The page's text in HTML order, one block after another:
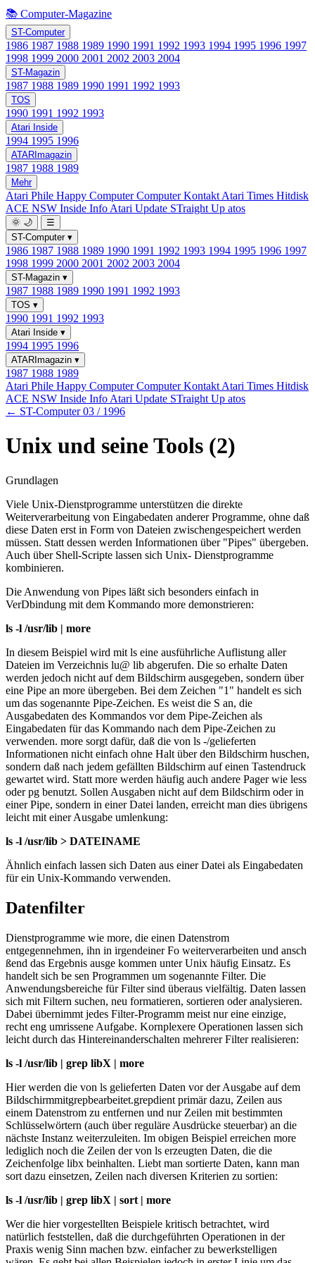
📚 Computer-Magazine
ST-Computer
1986 1987 1988 1989 1990 1991 1992 1993 1994 1995 1996 1997
1998 1999 2000 2001 2002 2003 2004
ST-Magazin
1987 1988 1989 1990 1991 1992 1993
TOS
1990 1991 1992 1993
Atari Inside
1994 1995 1996
ATARImagazin
1987 1988 1989
Mehr
Atari Phile Happy ComputerComputer Kontakt Atari Times Hitdisk
ACE NSW Inside Info Atari Update STraight Up atos
🌞 🌙
☰
ST-Computer ▾
1986 1987 1988 1989 1990 1991 1992 1993 1994 1995 1996 1997
1998 1999 2000 2001 2002 2003 2004
ST-Magazin ▾
1987 1988 1989 1990 1991 1992 1993
TOS ▾
1990 1991 1992 1993
Atari Inside ▾
1994 1995 1996
ATARImagazin ▾
1987 1988 1989
Atari Phile Happy ComputerComputer Kontakt Atari Times Hitdisk
ACE NSW Inside Info Atari Update STraight Up atos
← ST-Computer 03 / 1996
Unix und seine Tools (2)
Grundlagen
Viele Unix-Dienstprogramme unterstützen die direkte
Weiterverarbeitung von Eingabedaten anderer Programme, ohne daß
diese Daten erst in Form von Dateien zwischengespeichert werden
müssen. Statt dessen werden Informationen über "Pipes" übergeben.
Auch über Shell-Scripte lassen sich Unix- Dienstprogramme
kombinieren.
Die Anwendung von Pipes läßt sich besonders einfach in
VerDbindung mit dem Kommando more demonstrieren:
ls -l /usr/lib | more
In diesem Beispiel wird mit ls eine ausführliche Auflistung aller
Dateien im Verzeichnis lu@ lib abgerufen. Die so erhalte Daten
werden jedoch nicht auf dem Bildschirm ausgegeben, sondern über
eine Pipe an more übergeben. Bei dem Zeichen "1" handelt es sich
um das sogenannte Pipe-Zeichen. Es weist die S an, die
Ausgabedaten des Kommandos vor dem Pipe-Zeichen als
Eingabedaten für das Kommando nach dem Pipe-Zeichen zu
verwenden. more sorgt dafür, daß die von ls -/gelieferten
Informationen nicht einfach ohne Halt über den Bildschirm huschen,
sondern daß nach jedem gefällten Bildschirm auf einen Tastendruck
gewartet wird. Statt more werden häufig auch andere Pager wie less
oder pg benutzt. Sollen Ausgaben nicht auf dem Bildschirm oder in
einer Pipe, sondern in einer Datei landen, erreicht man dies übrigens
leicht mit einer Ausgabe umlenkung:
ls -l /usr/lib > DATEINAME
Ähnlich einfach lassen sich Daten aus einer Datei als Eingabedaten
für ein Unix-Kommando verwenden.
Datenfilter
Dienstprogramme wie more, die einen Datenstrom
entgegennehmen, ihn in irgendeiner Fo weiterverarbeiten und ansch
ßend das Ergebnis ausge kommen unter Unix häufig Einsatz. Es
handelt sich be sen Programmen um sogenannte Filter. Die
Anwendungsbereiche für Filter sind überaus vielfältig. Daten lassen
sich mit Filtern suchen, neu formatieren, sortieren oder analysieren.
Dabei übernimmt jedes Filter-Programm meist nur eine einzige,
recht eng umrissene Aufgabe. Kornplexere Operationen lassen sich
leicht durch das Hintereinanderschalten mehrerer Filter realisieren:
ls -l /usr/lib | grep libX | more
Hier werden die von ls gelieferten Daten vor der Ausgabe auf dem
Bildschirmmitgrepbearbeitet.grepdient primär dazu, Zeilen aus
einem Datenstrom zu entfernen und nur Zeilen mit bestimmten
Schlüsselwörtern (auch über reguläre Ausdrücke steuerbar) an die
nächste Instanz weiterzuleiten. Im obigen Beispiel erreichen more
lediglich noch die Zeilen der von ls erzeugten Daten, die die
Zeichenfolge libx beinhalten. Liebt man sortierte Daten, kann man
sort dazu einsetzen, Zeilen nach diversen Kriterien zu sortien:
ls -l /usr/lib | grep libX | sort | more
Wer die hier vorgestellten Beispiele kritisch betrachtet, wird
natürlich feststellen, daß die durchgeführten Operationen in der
Praxis wenig Sinn machen bzw. einfacher zu bewerkstelligen